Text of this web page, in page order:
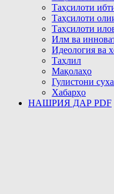
Таҳсилоти
Таҳсилоти
Таҳсилоти
Илм ва
Идеология ва
Таҳлил
Мақолаҳо
Гулистони
Хабарҳо
НАШРИЯ ДАР PDF